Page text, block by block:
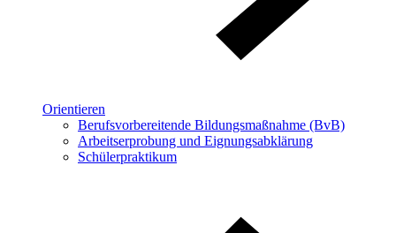
Orientieren
Berufsvorbereitende Bildungsmaßnahme (BvB)
Arbeitserprobung und Eignungsabklärung
Schülerpraktikum